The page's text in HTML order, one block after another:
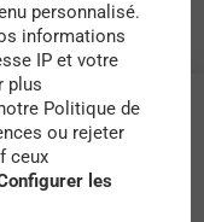
personnalisé.
informations
IP et votre
plus
Politique de
ou rejeter
ceux
les